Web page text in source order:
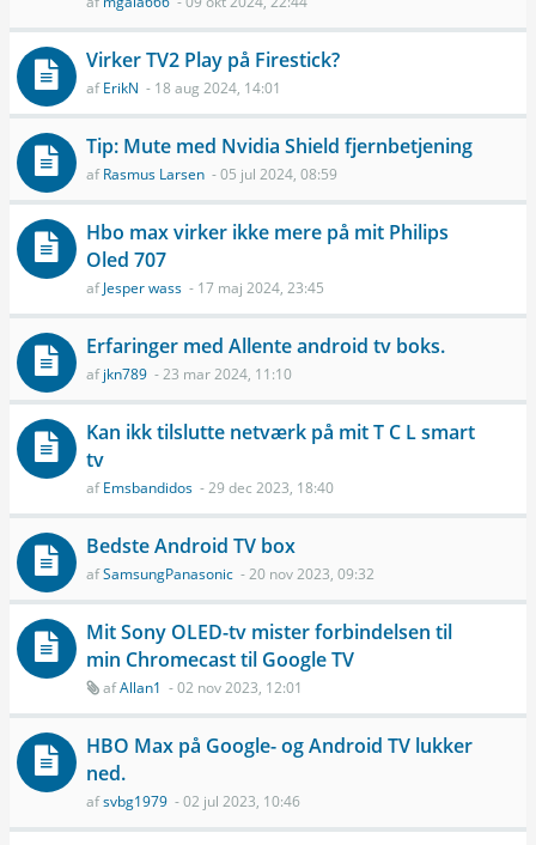
Virker TV2 Play på Firestick?
afErikN - 18 aug 2024, 14:01
Tip: Mute med Nvidia Shield fjernbetjening
afRasmus Larsen - 05 jul 2024, 08:59
Hbo max virker ikke mere på mit Philips
Oled 707
afJesper wass - 17 maj 2024, 23:45
Erfaringer med Allente android tv boks.
afjkn789 - 23 mar 2024, 11:10
Kan ikk tilslutte netværk på mit T C L smart
tv
afEmsbandidos - 29 dec 2023, 18:40
Bedste Android TV box
afSamsungPanasonic - 20 nov 2023, 09:32
Mit Sony OLED-tv mister forbindelsen til
min Chromecast til Google TV
afAllan1 - 02 nov 2023, 12:01
HBO Max på Google- og Android TV lukker
ned.
afsvbg1979 - 02 jul 2023, 10:46